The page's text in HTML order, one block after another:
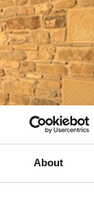
About